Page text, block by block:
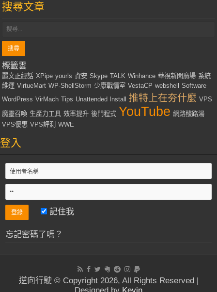
搜尋文章
標籤雲
麗文正經話 XPipe yourls 資安 Skype TALK Winhance 華視新聞廣場 系統
維運 VirtueMart WP-ShellStorm 少康戰情室 VestaCP webshell
Software
WordPress VirMach Tips Unattended Install 推特上在夯什麼 VPS
魔靈召喚 生產力工具 效率提升 後門程式 YouTube 網路酸路湯
VPS優惠 VPS評測 WWE
登入
記住我
忘記密碼了嗎？
逆向行駛 © Copyright 2026, All Rights Reserved |